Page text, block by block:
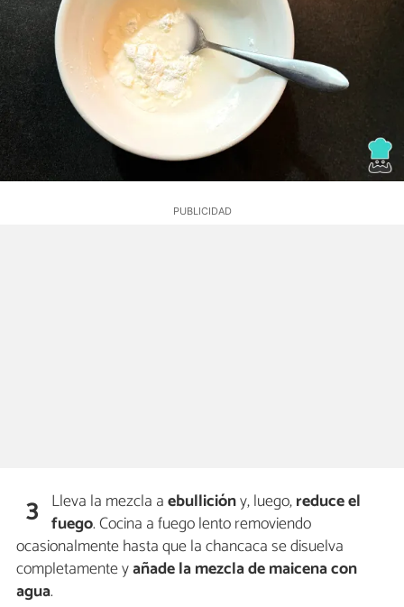
3 Lleva la mezcla aebullicióny, luego,reduce el
fuego. Cocina a fuego lento removiendo
ocasionalmente hasta que la chancaca se disuelva
completamente yañade la mezcla de maicenacon
agua.